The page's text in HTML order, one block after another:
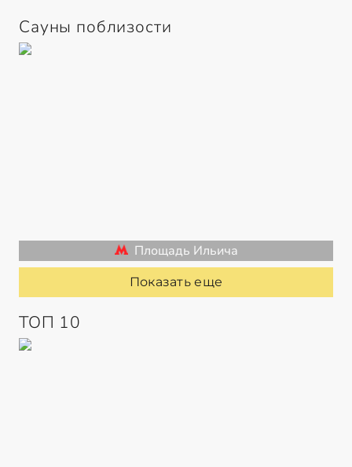
Сауны поблизости
Площадь Ильича
Показать еще
ТОП 10